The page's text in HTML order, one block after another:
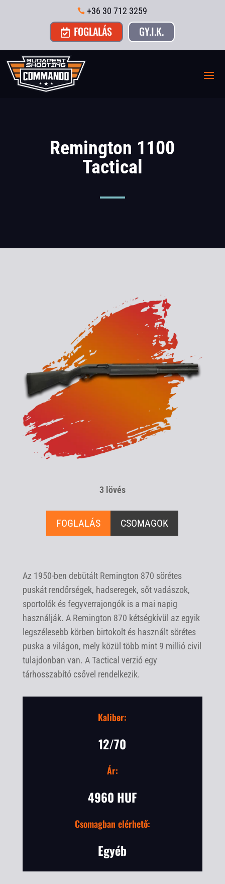
 +36 30 712 3259
 FOGLALÁS GY.I.K.
Remington 1100
Tactical
3 lövés
FOGLALÁS CSOMAGOK
Az 1950-ben debütált Remington 870 sörétes
puskát rendőrségek, hadseregek, sőt vadászok,
sportolók és fegyverrajongók is a mai napig
használják. A Remington 870 kétségkívül az egyik
legszélesebb körben birtokolt és használt sörétes
puska a világon, mely közül több mint 9 millió civil
tulajdonban van. A Tactical verzió egy
tárhosszabító csővel rendelkezik.
Kaliber:
12/70
Ár:
4960 HUF
Csomagban elérhető:
Egyéb